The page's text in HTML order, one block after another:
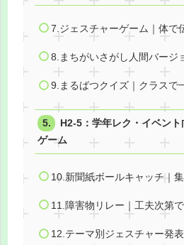
7.ジェスチャーゲーム｜体で
8.まちがいさがし人間バージ
9.まるばつクイズ｜クラスで
H2-5：学年レク・イベン
ゲーム
10.新聞紙ボールキャッチ｜
11.障害物リレー｜工夫次第
12.テーマ別ジェスチャー発